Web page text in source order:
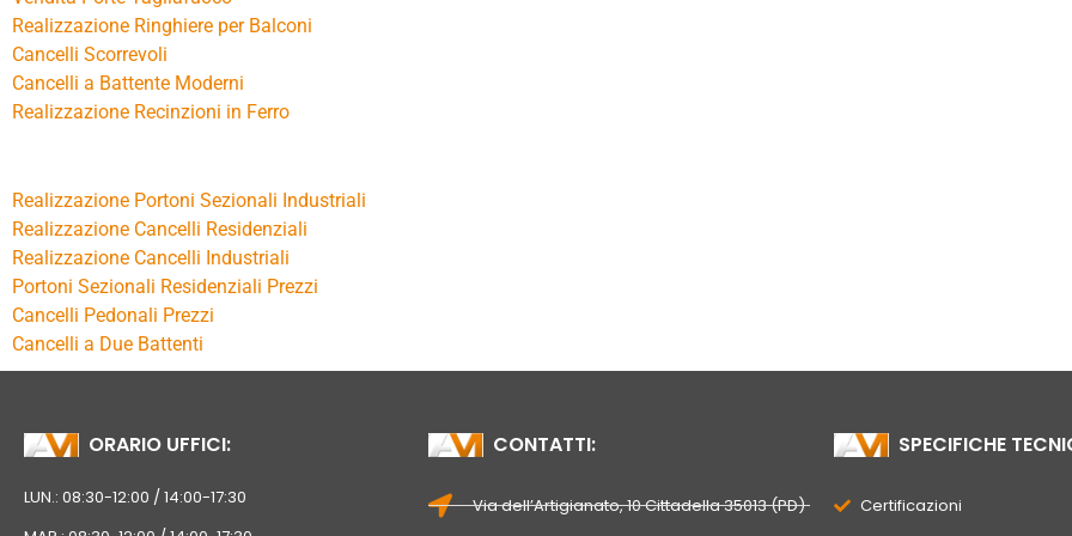
Realizzazione Ringhiere per Balconi
Cancelli Scorrevoli
Cancelli a Battente Moderni
Realizzazione Recinzioni in Ferro
Realizzazione Portoni Sezionali Industriali
Realizzazione Cancelli Residenziali
Realizzazione Cancelli Industriali
Portoni Sezionali Residenziali Prezzi
Cancelli Pedonali Prezzi
Cancelli a Due Battenti
ORARIO UFFICI:
LUN.: 08:30-12:00 / 14:00-17:30
CONTATTI:
Via dell’Artigianato, 10 Cittadella 35013 (PD)
SPECIFICHE
Certificazioni